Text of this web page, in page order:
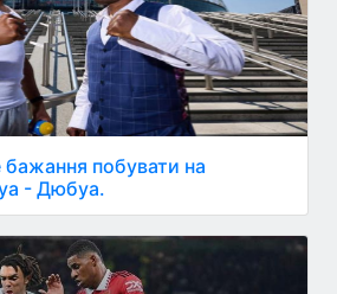
побувати на
- Дюбуа.